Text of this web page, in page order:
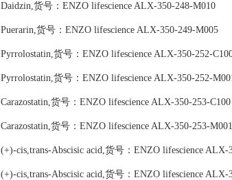
Daidzin,货号：ENZO lifescience ALX-350-248-M010
Puerarin,货号：ENZO lifescience ALX-350-249-M005
Pyrrolostatin,货号：ENZO lifescience ALX-350-252-
Pyrrolostatin,货号：ENZO lifescience ALX-350-252-
Carazostatin,货号：ENZO lifescience ALX-350-253-C100
Carazostatin,货号：ENZO lifescience ALX-350-253-M001
(+)-cis,trans-Abscisic acid,货号：ENZO lifescience ALX-
(+)-cis,trans-Abscisic acid,货号：ENZO lifescience ALX-